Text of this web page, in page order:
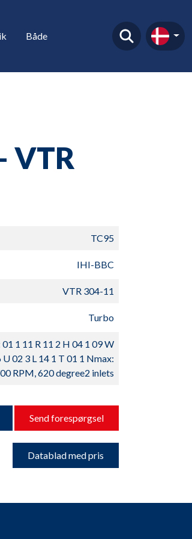
Både
VTR
TC95
IHI-BBC
VTR 304-11
Turbo
1 11 R 11 2 H 04 1 09 W
U 02 3 L 14 1 T 01 1 Nmax:
RPM, 620 degree2 inlets
Send forespørgsel
Datablad med pris